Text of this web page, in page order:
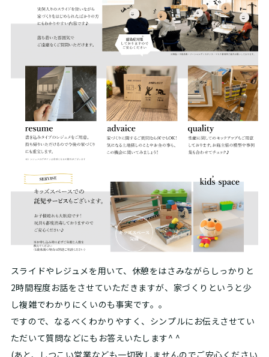
スライドやレジュメを用いて、休憩をはさみながらしっかりと
2時間程度お話をさせていただきますが、家づくりというと少
し複雑でわかりにくいのも事実です。。
ですので、なるべくわかりやすく、シンプルにお伝えさせてい
ただいて質問などにもお答えいたします^ ^